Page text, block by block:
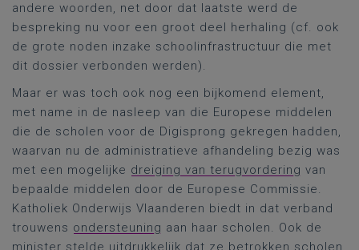
andere woorden, net door dat laatste werd de
bespreking nu voor een groot deel herhaling (cf. ook
de grote noden inzake schoolinfrastructuur die met
dit dossier verbonden werden).
Maar er was toch ook nog een bijkomend element,
met name in de nasleep van die Europese middelen
die de scholen voor de Digisprong gekregen hadden,
waarvan nu de administratieve afhandeling bezig was
met een mogelijke dreiging van terugvordering van
bepaalde middelen door de Europese Commissie.
Katholiek Onderwijs Vlaanderen biedt in dat verband
trouwens ondersteuning aan haar scholen. Ook de
minister stelde uitdrukkelijk dat ze betrokken scholen